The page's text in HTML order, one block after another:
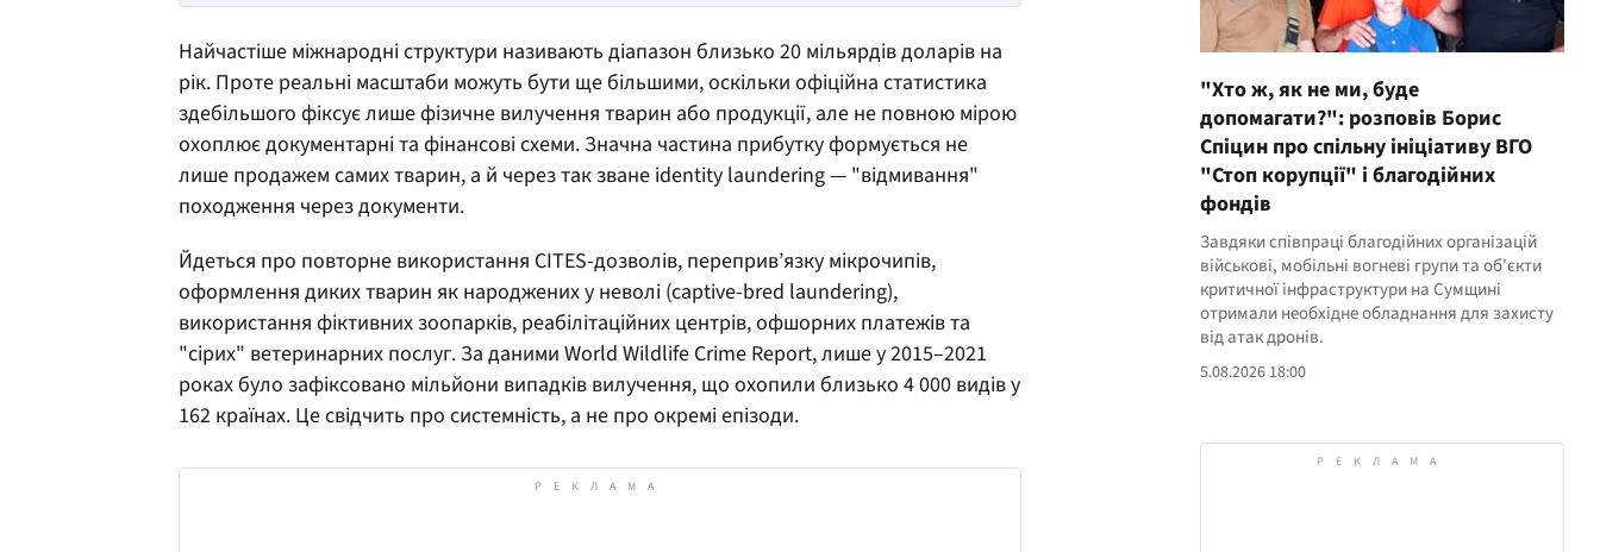
Найчастіше міжнародні структури називають діапазон близько 20 мільярдів доларів на
рік. Проте реальні масштаби можуть бути ще більшими, оскільки офіційна статистика
здебільшого фіксує лише фізичне вилучення тварин або продукції, але не повною мірою
охоплює документарні та фінансові схеми. Значна частина прибутку формується не
лише продажем самих тварин, а й через так зване identity laundering — "відмивання"
походження через документи.
Йдеться про повторне використання CITES-дозволів, переприв’язку мікрочипів,
оформлення диких тварин як народжених у неволі (captive-bred laundering),
використання фіктивних зоопарків, реабілітаційних центрів, офшорних платежів та
"сірих" ветеринарних послуг. За даними World Wildlife Crime Report, лише у 2015–2021
роках було зафіксовано мільйони випадків вилучення, що охопили близько 4 000 видів у
162 країнах. Це свідчить про системність, а не про окремі епізоди.
"Хто ж, як не ми, буде
допомагати?": розповів Борис
Спіцин про спільну ініціативу ВГО
"Стоп корупції" і благодійних
фондів
Завдяки співпраці благодійних організацій
військові, мобільні вогневі групи та об'єкти
критичної інфраструктури на Сумщині
отримали необхідне обладнання для захисту
від атак дронів.
5.08.2026 18:00